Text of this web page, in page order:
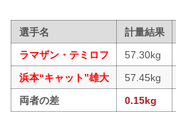
選手名 計量結果
ラマザン・テミロフ
57.30kg
浜本“キャット”雄大
57.45kg
両者の差
0.15kg